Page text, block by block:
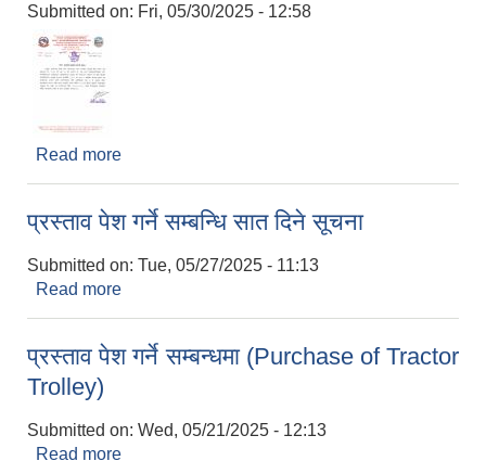
Submitted on: Fri, 05/30/2025 - 12:58
Read more
प्रस्ताव पेश गर्ने सम्बन्धि सात दिने सूचना
Submitted on: Tue, 05/27/2025 - 11:13
Read more
प्रस्ताव पेश गर्ने सम्बन्धमा (Purchase of Tractor
Trolley)
Submitted on: Wed, 05/21/2025 - 12:13
Read more